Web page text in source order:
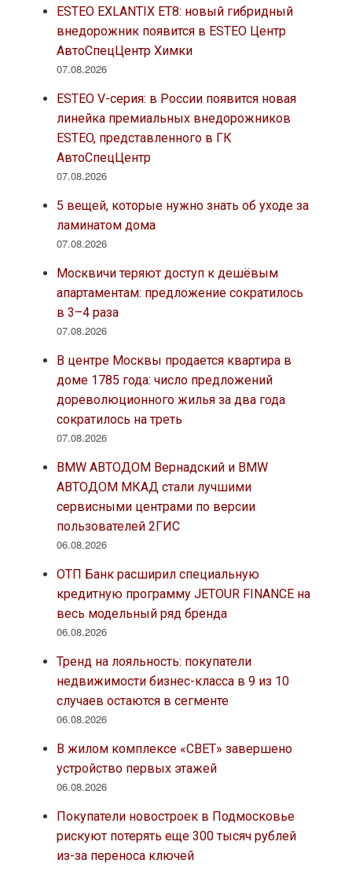
ESTEO EXLANTIX ET8: новый гибридный
внедорожник появится в ESTEO Центр
АвтоСпецЦентр Химки
07.08.2026
ESTEO V-серия: в России появится новая
линейка премиальных внедорожников
ESTEO, представленного в ГК
АвтоСпецЦентр
07.08.2026
5 вещей, которые нужно знать об уходе за
ламинатом дома
07.08.2026
Москвичи теряют доступ к дешёвым
апартаментам: предложение сократилось
в 3–4 раза
07.08.2026
В центре Москвы продается квартира в
доме 1785 года: число предложений
дореволюционного жилья за два года
сократилось на треть
07.08.2026
BMW АВТОДОМ Вернадский и BMW
АВТОДОМ МКАД стали лучшими
сервисными центрами по версии
пользователей 2ГИС
06.08.2026
ОТП Банк расширил специальную
кредитную программу JETOUR FINANCE на
весь модельный ряд бренда
06.08.2026
Тренд на лояльность: покупатели
недвижимости бизнес-класса в 9 из 10
случаев остаются в сегменте
06.08.2026
В жилом комплексе «СВЕТ» завершено
устройство первых этажей
06.08.2026
Покупатели новостроек в Подмосковье
рискуют потерять еще 300 тысяч рублей
из-за переноса ключей